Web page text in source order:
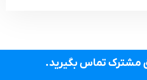
مشترک تماس بگیرید.